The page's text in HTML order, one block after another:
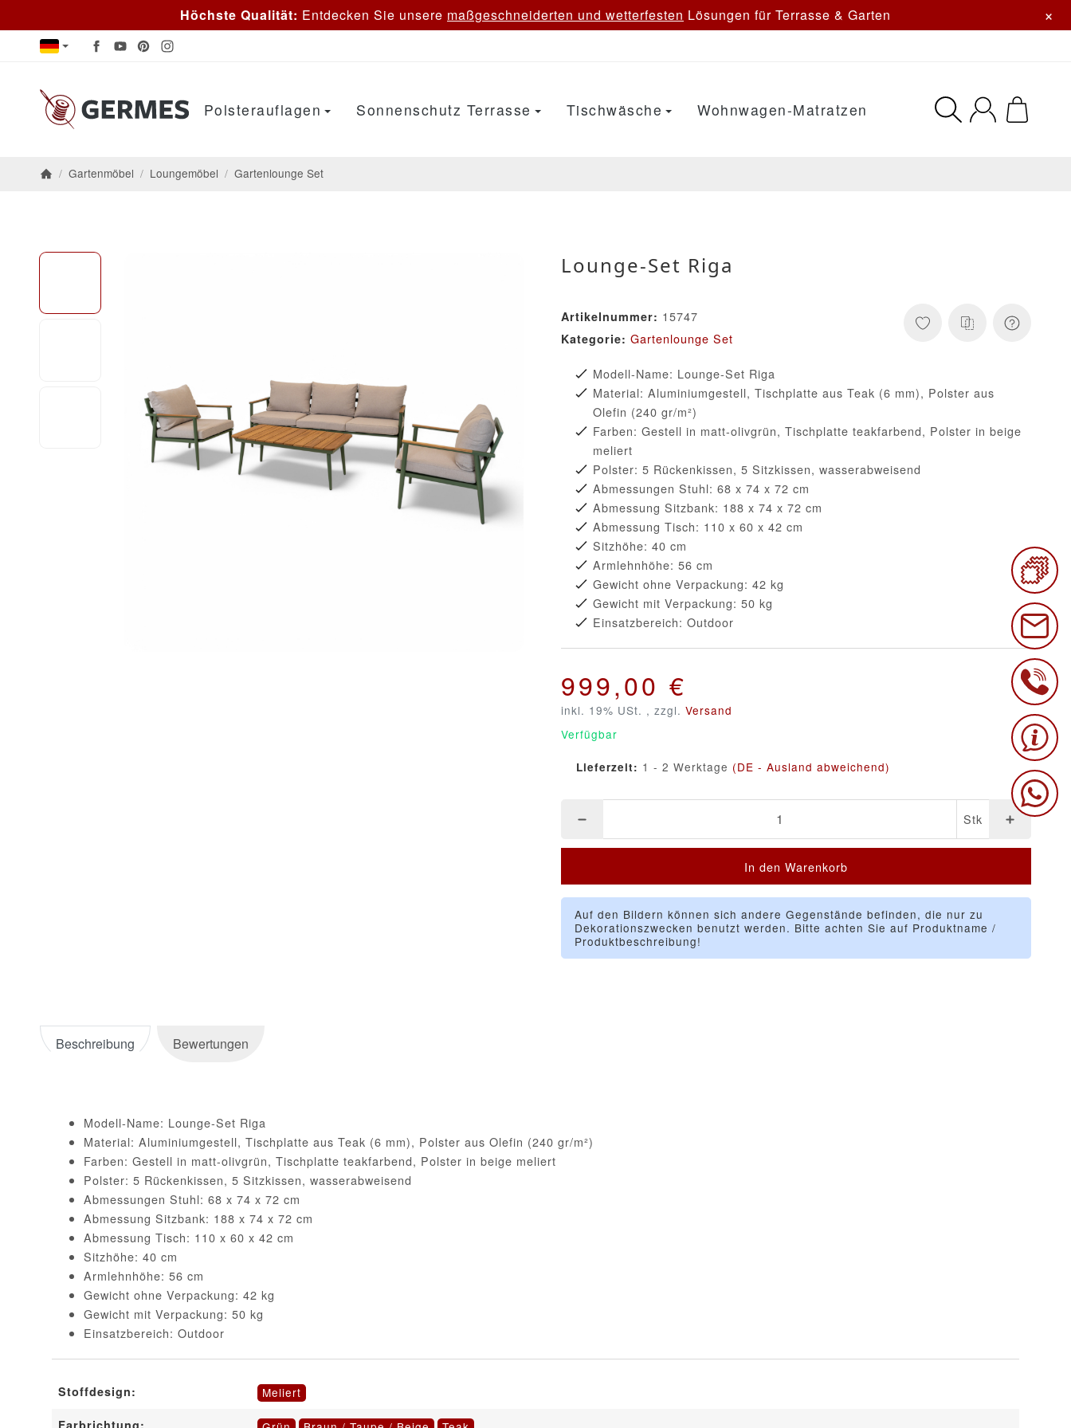
Höchste Qualität: Entdecken Sie unsere maßgeschneiderten und wetterfesten Lösungen für Terrasse & Garten ×
Polsterauflagen Sonnenschutz Terrasse Tischwäsche Wohnwagen-Matratzen
/ Gartenmöbel / Loungemöbel / Gartenlounge Set
Lounge-Set Riga
Artikelnummer: 15747
Kategorie: Gartenlounge Set
Modell-Name: Lounge-Set Riga
Material: Aluminiumgestell, Tischplatte aus Teak (6 mm), Polster aus
Olefin (240 gr/m²)
Farben: Gestell in matt-olivgrün, Tischplatte teakfarbend, Polster in beige
meliert
Polster: 5 Rückenkissen, 5 Sitzkissen, wasserabweisend
Abmessungen Stuhl: 68 x 74 x 72 cm
Abmessung Sitzbank: 188 x 74 x 72 cm
Abmessung Tisch: 110 x 60 x 42 cm
Sitzhöhe: 40 cm
Armlehnhöhe: 56 cm
Gewicht ohne Verpackung: 42 kg
Gewicht mit Verpackung: 50 kg
Einsatzbereich: Outdoor
999,00 €
inkl. 19% USt. , zzgl. Versand
Verfügbar
Lieferzeit: 1 - 2 Werktage (DE - Ausland abweichend)
Stk
In den Warenkorb
Auf den Bildern können sich andere Gegenstände befinden, die nur zu
Dekorationszwecken benutzt werden. Bitte achten Sie auf Produktname /
Produktbeschreibung!
Beschreibung Bewertungen
Modell-Name: Lounge-Set Riga
Material: Aluminiumgestell, Tischplatte aus Teak (6 mm), Polster aus Olefin (240 gr/m²)
Farben: Gestell in matt-olivgrün, Tischplatte teakfarbend, Polster in beige meliert
Polster: 5 Rückenkissen, 5 Sitzkissen, wasserabweisend
Abmessungen Stuhl: 68 x 74 x 72 cm
Abmessung Sitzbank: 188 x 74 x 72 cm
Abmessung Tisch: 110 x 60 x 42 cm
Sitzhöhe: 40 cm
Armlehnhöhe: 56 cm
Gewicht ohne Verpackung: 42 kg
Gewicht mit Verpackung: 50 kg
Einsatzbereich: Outdoor
Stoffdesign: Meliert